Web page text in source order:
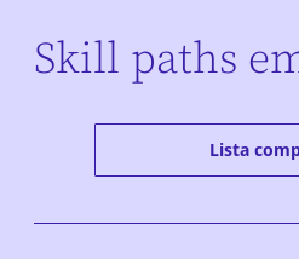
Skill paths
Lista